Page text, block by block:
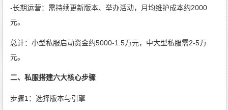
-长期运营：需持续更新版本、举办活动，月均维护成本约2000
元。
总计：小型私服启动资金约5000-1.5万元，中大型私服需2-5万
元。
二、私服搭建六大核心步骤
步骤1：选择版本与引擎